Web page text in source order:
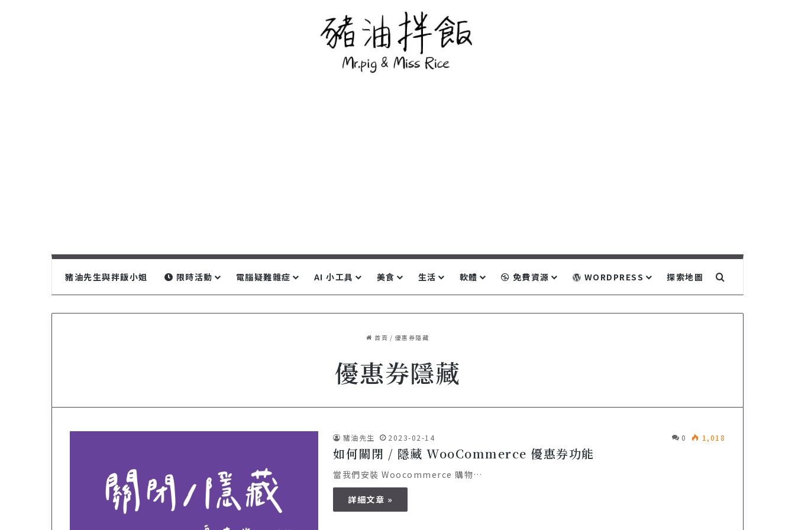
豬油先生與拌飯小姐 限時活動 電腦疑難雜症 AI 小工具 美食 生活 軟體 免費資源 WORDPRESS 探索地圖
首頁 / 優惠券隱藏
優惠券隱藏
豬油先生 2023-02-14 0 1,018
如何關閉 / 隱藏 WooCommerce 優惠券功能
當我們安裝 Woocommerce 購物…
詳細文章 »